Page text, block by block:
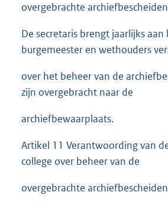
overgebrachte archiefbescheiden
De secretaris brengt jaarlijks aan
burgemeester en wethouders
over het beheer van de
zijn overgebracht naar de
archiefbewaarplaats.
Artikel 11 Verantwoording van
college over beheer van de
overgebrachte archiefbescheiden